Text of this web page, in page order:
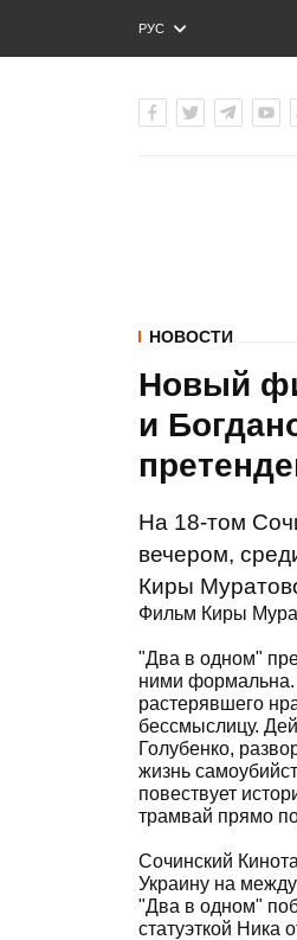
РУС
ENG
НОВОСТИ
Новый
и
На 18-том
вечером,
Киры
Фильм Киры
"Два в одном"
ними формальна.
растерявшего
бессмыслицу.
Голубенко,
жизнь
повествует
трамвай прямо
Сочинский
Украину на
"Два в одном"
статуэткой Ника